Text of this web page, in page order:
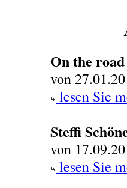
On the road
von
lesen Sie
Steffi
von
lesen Sie